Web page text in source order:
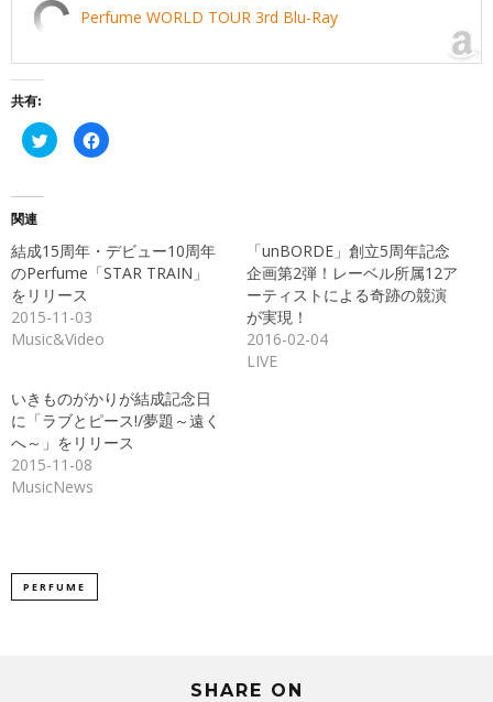
Perfume WORLD TOUR 3rd Blu-Ray
共有:
ク
リ
共
有
(新
し
い
ウ
ィ
ン
ド
き
ま
す)
Facebook
で
ク
リ
ッ
ク
だ
さ
い
ウ
ィ
ン
関連
結成15周年・デビュー10周年
のPerfume「STAR TRAIN」
をリリース
2015-11-03
Music&Video
「unBORDE」創立5周年記念
企画第2弾！レーベル所属12ア
ーティストによる奇跡の競演
が実現！
2016-02-04
LIVE
いきものがかりが結成記念日
に「ラブとピース!/夢題～遠く
へ～」をリリース
2015-11-08
MusicNews
PERFUME
SHARE ON